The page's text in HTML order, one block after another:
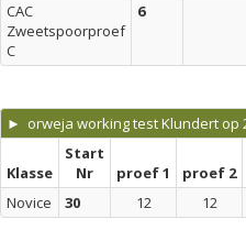
CAC
Zweetspoorproef
C
6
► orweja working test Klundert op
Klasse
Start
Nr
proef 1 proef 2
Novice
30 12 12